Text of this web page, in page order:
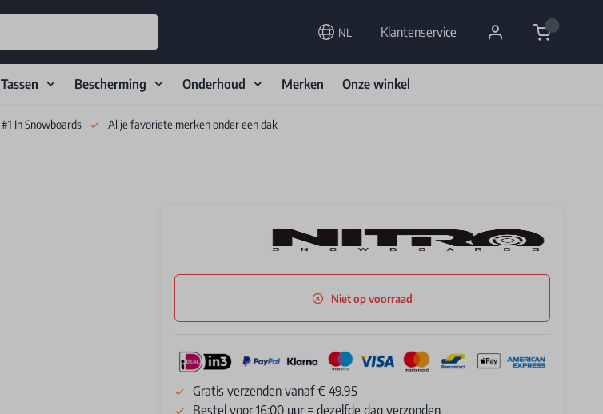
NL Klantenservice Cart
Tassen Bescherming Onderhoud Merken Onze winkel
#1 In Snowboards Al je favoriete merken onder een dak
Niet op voorraad
Gratis verzenden vanaf € 49.95
Bestel voor 16:00 uur = dezelfde dag verzonden